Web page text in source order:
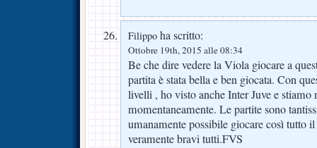
Filippo ha scritto:
Ottobre 19th, 2015 alle 08:34
Be che dire vedere la Viola giocare a
partita è stata bella e ben giocata. Con
livelli , ho visto anche Inter Juve e
momentaneamente. Le partite sono
umanamente possibile giocare così tutto
veramente bravi tutti.FVS